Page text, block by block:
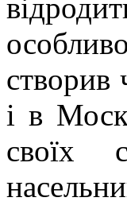
створив
і в
своїх